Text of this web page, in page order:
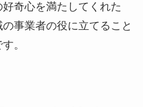
奇心を満たしてくれた
事業者の役に立てること
。